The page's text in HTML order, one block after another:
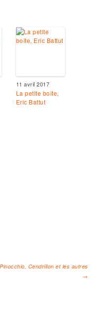
11 avril 2017
La petite boîte,
Eric Battut
Cendrillon et les autres
→